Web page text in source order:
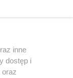
inne
dostęp i
oraz